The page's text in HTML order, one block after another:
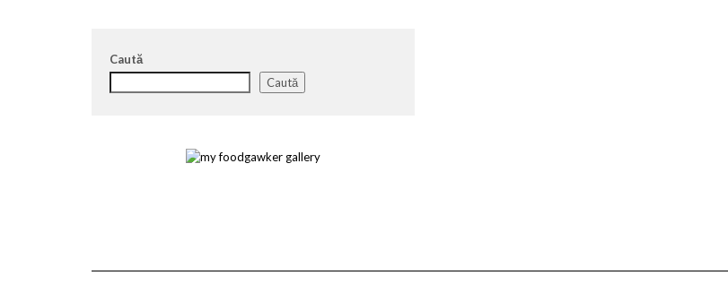
Caută
Caută